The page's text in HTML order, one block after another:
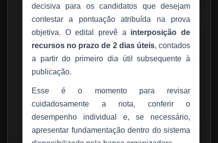
decisiva para os candidatos que desejam
contestar a pontuação atribuída na prova
objetiva. O edital prevê a interposição de
recursos no prazo de 2 dias úteis, contados
a partir do primeiro dia útil subsequente à
publicação.
Esse é o momento para revisar
cuidadosamente a nota, conferir o
desempenho individual e, se necessário,
apresentar fundamentação dentro do sistema